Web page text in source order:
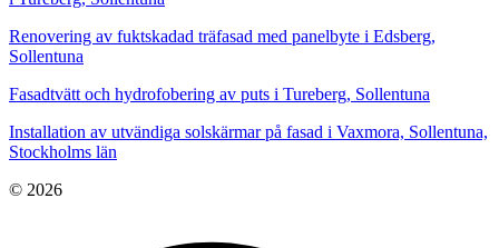
Renovering av fuktskadad träfasad med panelbyte i Edsberg,
Sollentuna
Fasadtvätt och hydrofobering av puts i Tureberg, Sollentuna
Installation av utvändiga solskärmar på fasad i Vaxmora, Sollentuna,
Stockholms län
© 2026